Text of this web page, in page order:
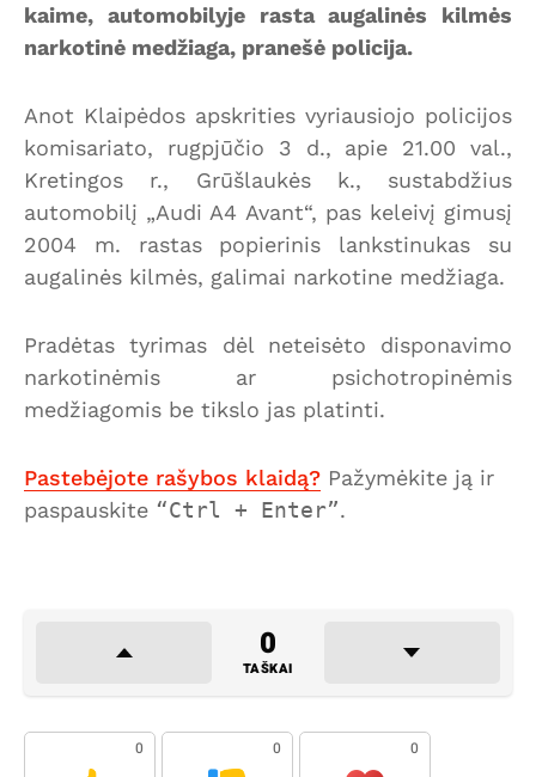
kaime, automobilyje rasta augalinės kilmės
narkotinė medžiaga, pranešė policija.
Anot Klaipėdos apskrities vyriausiojo policijos
komisariato, rugpjūčio 3 d., apie 21.00 val.,
Kretingos r., Grūšlaukės k., sustabdžius
automobilį „Audi A4 Avant“, pas keleivį gimusį
2004 m. rastas popierinis lankstinukas su
augalinės kilmės, galimai narkotine medžiaga.
Pradėtas tyrimas dėl neteisėto disponavimo
narkotinėmis ar psichotropinėmis
medžiagomis be tikslo jas platinti.
Pastebėjote rašybos klaidą? Pažymėkite ją ir
paspauskite
Ctrl + Enter .
0
TAŠKAI
0 0 0